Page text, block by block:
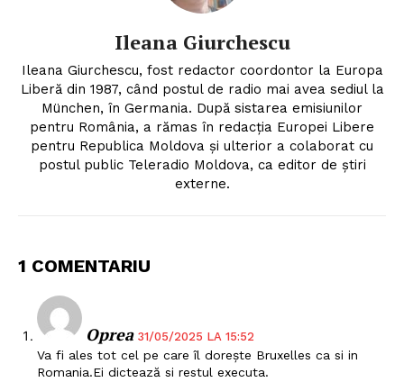
Un proiect
Ileana Giurchescu
Ileana Giurchescu, fost redactor coordontor la Europa
Liberă din 1987, când postul de radio mai avea sediul la
München, în Germania. După sistarea emisiunilor
pentru România, a rămas în redacția Europei Libere
pentru Republica Moldova și ulterior a colaborat cu
postul public Teleradio Moldova, ca editor de știri
externe.
1 COMENTARIU
Oprea 31/05/2025 LA 15:52
Va fi ales tot cel pe care îl dorește Bruxelles ca si in
Romania.Ei dictează si restul executa.